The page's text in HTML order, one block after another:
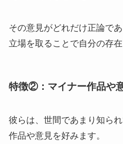
その意見がどれだけ正論で
立場を取ることで自分の存
特徴②：マイナー作品や
彼らは、世間であまり知ら
作品や意見を好みます。